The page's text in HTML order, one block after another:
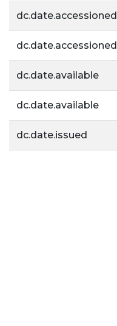
dc.date.accessioned
dc.date.accessioned
dc.date.available
dc.date.available
dc.date.issued